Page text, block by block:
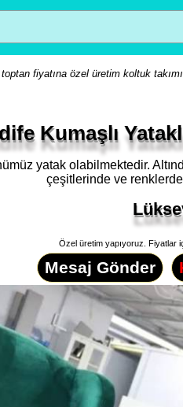
fiyatına özel üretim koltuk
Kumaşlı
yatak olabilmektedir.
çeşitlerinde ve
Özel üretim yapıyoruz. Fiyatlar
Mesaj Gönder